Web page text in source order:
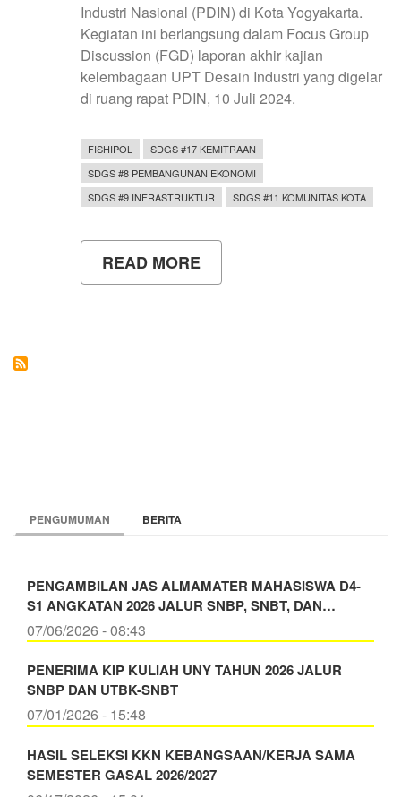
Industri Nasional (PDIN) di Kota Yogyakarta.
Kegiatan ini berlangsung dalam Focus Group
Discussion (FGD) laporan akhir kajian
kelembagaan UPT Desain Industri yang digelar
di ruang rapat PDIN, 10 Juli 2024.
FISHIPOL
SDGS #17 KEMITRAAN
SDGS #8 PEMBANGUNAN EKONOMI
SDGS #9 INFRASTRUKTUR
SDGS #11 KOMUNITAS KOTA
READ MORE
UNY
PENGUMUMAN BERITA
PENGAMBILAN JAS ALMAMATER MAHASISWA D4-
S1 ANGKATAN 2026 JALUR SNBP, SNBT, DAN…
07/06/2026 - 08:43
PENERIMA KIP KULIAH UNY TAHUN 2026 JALUR
SNBP DAN UTBK-SNBT
07/01/2026 - 15:48
HASIL SELEKSI KKN KEBANGSAAN/KERJA SAMA
SEMESTER GASAL 2026/2027